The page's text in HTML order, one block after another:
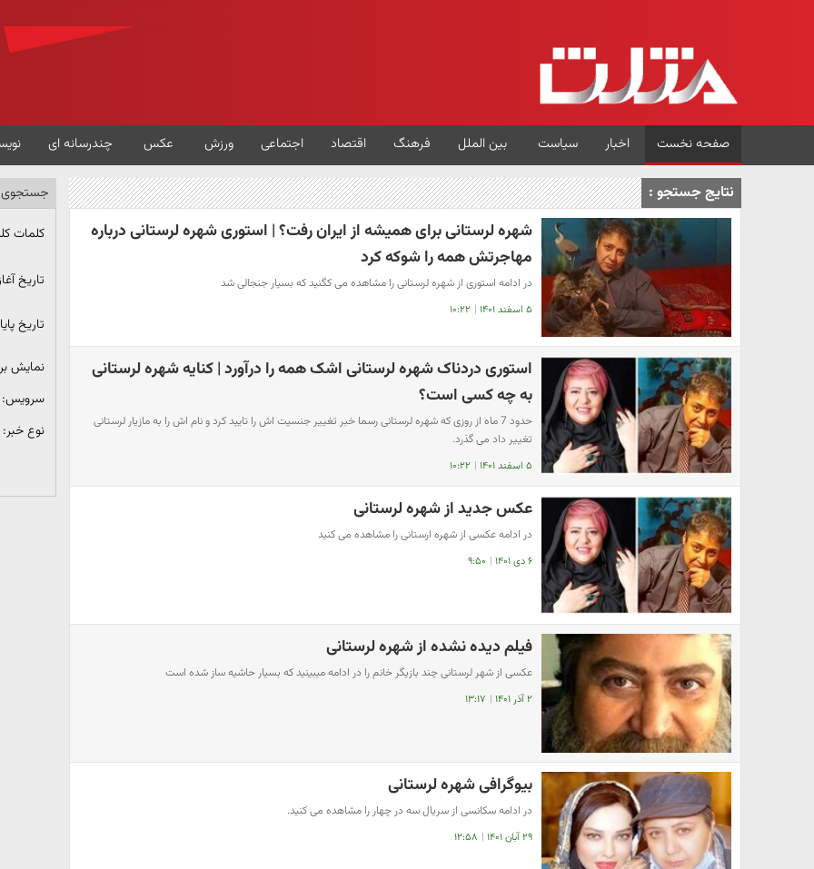
صفحه نخست اخبار سیاست بین الملل فرهنگ اقتصاد اجتماعی ورزش عکس چندرسانه ای
نتایج جستجو :
شهره لرستانی برای همیشه از ایران رفت؟ | استوری شهره لرستانی درباره
مهاجرتش همه را شوکه کرد
در ادامه استوری از شهره لرستانی را مشاهده می کگنید که بسیار جنجالی شد
۵ اسفند ۱۴۰۱ | ۱۰:۲۲
استوری دردناک شهره لرستانی اشک همه را درآورد | کنایه شهره لرستانی
به چه کسی است؟
حدود 7 ماه از روزی که شهره لرستانی رسما خبر تغییر جنسیت اش را تایید کرد و نام اش را به مازیار لرستانی
تغییر داد می گذرد.
۵ اسفند ۱۴۰۱ | ۱۰:۲۲
عکس جدید از شهره لرستانی
در ادامه عکسی از شهره ارستانی را مشاهده می کنید
۶ دی ۱۴۰۱ | ۹:۵۰
فیلم دیده نشده از شهره لرستانی
عکسی از شهر لرستانی چند بازیگر خانم را در ادامه میبینید که بسیار حاشیه ساز شده است
۲ آذر ۱۴۰۱ | ۱۳:۱۷
بیوگرافی شهره لرستانی
در ادامه سکانسی از سریال سه در چهار را مشاهده می کنید.
۲۹ آبان ۱۴۰۱ | ۱۲:۵۸
جستجوی
کلمات
تاریخ
تاریخ
نمایش
سرویس:
نوع خبر: